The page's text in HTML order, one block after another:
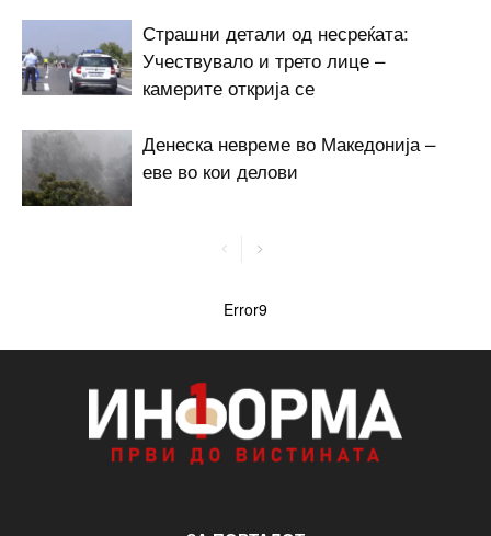
Страшни детали од несреќата:
Учествувало и трето лице –
камерите открија се
Денеска невреме во Македонија –
еве во кои делови
Error9